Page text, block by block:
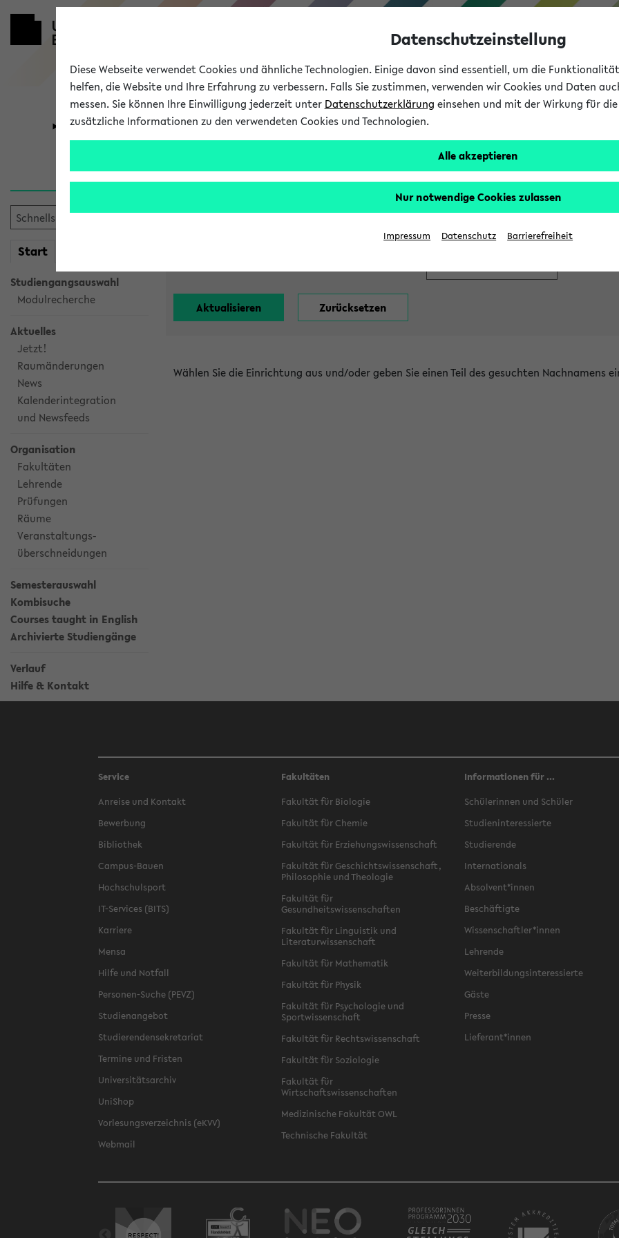
Universität Forschung Studium
Start
Studiengangsauswahl
Modulrecherche
Aktuelles
Jetzt!
Raumänderungen
News
Kalenderintegration
und Newsfeeds
Organisation
Fakultäten
Lehrende
Prüfungen
Räume
Veranstaltungs-
überschneidungen
Semesterauswahl
Kombisuche
Courses taught in English
Archivierte Studiengänge
Verlauf
Hilfe & Kontakt
Alle Lehrenden
Wählen Sie die Einrichtung aus und/oder geben Sie einen Teil des gesuchten Nachnamens
Service
Anreise und Kontakt
Bewerbung
Bibliothek
Campus-Bauen
Hochschulsport
IT-Services (BITS)
Karriere
Mensa
Hilfe und Notfall
Personen-Suche (PEVZ)
Studienangebot
Studierendensekretariat
Termine und Fristen
Universitätsarchiv
UniShop
Vorlesungsverzeichnis (eKVV)
Webmail
Fakultäten
Fakultät für Biologie
Fakultät für Chemie
Fakultät für Erziehungswissenschaft
Fakultät für Geschichtswissenschaft,
Philosophie und Theologie
Fakultät für
Gesundheitswissenschaften
Fakultät für Linguistik und
Literaturwissenschaft
Fakultät für Mathematik
Fakultät für Physik
Fakultät für Psychologie und
Sportwissenschaft
Fakultät für Rechtswissenschaft
Fakultät für Soziologie
Fakultät für
Wirtschaftswissenschaften
Medizinische Fakultät OWL
Technische Fakultät
Informationen für ...
Schülerinnen und Schüler
Studieninteressierte
Studierende
Internationals
Absolvent*innen
Beschäftigte
Wissenschaftler*innen
Lehrende
Weiterbildungsinteressierte
Gäste
Presse
Lieferant*innen
Datenschutzeinstellung
Diese Webseite verwendet Cookies und ähnliche Technologien. Einige davon sind essentiell, um die
helfen, die Website und Ihre Erfahrung zu verbessern. Falls Sie zustimmen, verwenden wir Cookies und Daten
messen. Sie können Ihre Einwilligung jederzeit unter Datenschutzerklärung einsehen und mit der Wirkung für
zusätzliche Informationen zu den verwendeten Cookies und Technologien.
Alle akzeptieren
Nur notwendige Cookies zulassen
Impressum Datenschutz Barrierefreiheit